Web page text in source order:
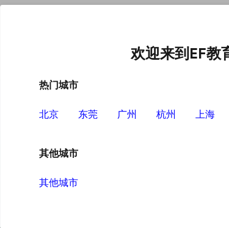
欢迎来到EF教
热门城市
北京 东莞 广州 杭州 上海
其他城市
其他城市